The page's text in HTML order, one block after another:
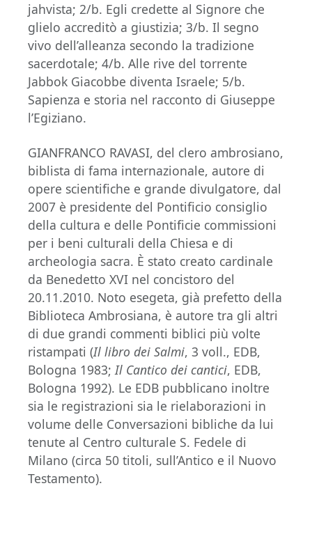
jahvista; 2/b. Egli credette al Signore che
glielo accreditò a giustizia; 3/b. Il segno
vivo dell’alleanza secondo la tradizione
sacerdotale; 4/b. Alle rive del torrente
Jabbok Giacobbe diventa Israele; 5/b.
Sapienza e storia nel racconto di Giuseppe
l’Egiziano.
GIANFRANCO RAVASI, del clero ambrosiano,
biblista di fama internazionale, autore di
opere scientifiche e grande divulgatore, dal
2007 è presidente del Pontificio consiglio
della cultura e delle Pontificie commissioni
per i beni culturali della Chiesa e di
archeologia sacra. È stato creato cardinale
da Benedetto XVI nel concistoro del
20.11.2010. Noto esegeta, già prefetto della
Biblioteca Ambrosiana, è autore tra gli altri
di due grandi commenti biblici più volte
ristampati (Il libro dei Salmi, 3 voll., EDB,
Bologna 1983;Il Cantico dei cantici, EDB,
Bologna 1992). Le EDB pubblicano inoltre
sia le registrazioni sia le rielaborazioni in
volume delle Conversazioni bibliche da lui
tenute al Centro culturale S. Fedele di
Milano (circa 50 titoli, sull’Antico e il Nuovo
Testamento).